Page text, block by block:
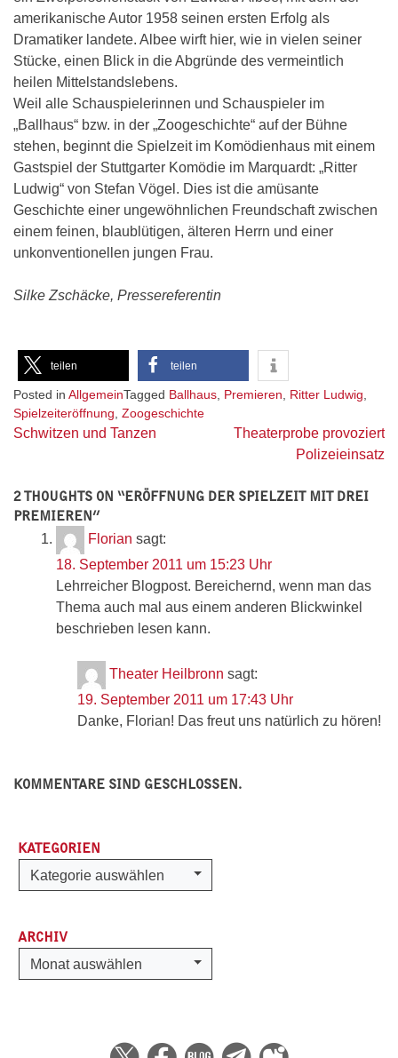
amerikanische Autor 1958 seinen ersten Erfolg als
Dramatiker landete. Albee wirft hier, wie in vielen seiner
Stücke, einen Blick in die Abgründe des vermeintlich
heilen Mittelstandslebens.
Weil alle Schauspielerinnen und Schauspieler im
„Ballhaus“ bzw. in der „Zoogeschichte“ auf der Bühne
stehen, beginnt die Spielzeit im Komödienhaus mit einem
Gastspiel der Stuttgarter Komödie im Marquardt: „Ritter
Ludwig“ von Stefan Vögel. Dies ist die amüsante
Geschichte einer ungewöhnlichen Freundschaft zwischen
einem feinen, blaublütigen, älteren Herrn und einer
unkonventionellen jungen Frau.
Silke Zschäcke, Pressereferentin
teilen teilen
Posted in AllgemeinTagged Ballhaus Premieren Ritter Ludwig
Spielzeiteröffnung Zoogeschichte
Beitragsnavigation
Schwitzen und Tanzen
Theaterprobe provoziert
Polizeieinsatz
2 THOUGHTS ON “ERÖFFNUNG DER SPIELZEIT MIT DREI
PREMIEREN”
Florian sagt:
18. September 2011 um 15:23 Uhr
Lehrreicher Blogpost. Bereichernd, wenn man das
Thema auch mal aus einem anderen Blickwinkel
beschrieben lesen kann.
Theater Heilbronn sagt:
19. September 2011 um 17:43 Uhr
Danke, Florian! Das freut uns natürlich zu hören!
KOMMENTARE SIND GESCHLOSSEN.
KATEGORIEN
Kategorien
Kategorie auswählen
ARCHIV
Archiv
Monat auswählen